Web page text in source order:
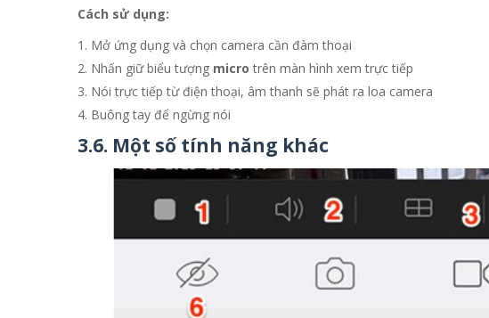
Cách sử dụng:
Mở ứng dụng và chọn camera cần đàm thoại
Nhấn giữ biểu tượng micro trên màn hình xem trực tiếp
Nói trực tiếp từ điện thoại, âm thanh sẽ phát ra loa camera
Buông tay để ngừng nói
3.6. Một số tính năng khác